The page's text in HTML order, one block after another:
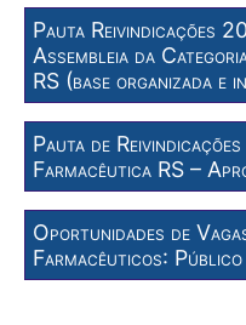
Pauta Reivindicações
Assembleia da
RS (base organizada e
Pauta de
Farmacêutica RS –
Oportunidades de
Farmacêuticos: